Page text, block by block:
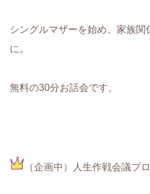
シングルマザーを始め、家族関
に。
無料の30分お話会です。
（企画中）人生作戦会議プ